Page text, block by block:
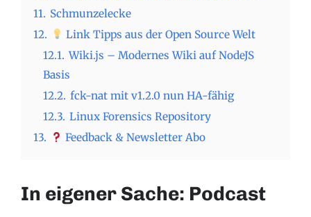
11. Schmunzelecke
12.
Link Tipps aus der Open Source Welt
12.1. Wiki.js – Modernes Wiki auf NodeJS
Basis
12.2. fck-nat mit v1.2.0 nun HA-fähig
12.3. Linux Forensics Repository
13.
Feedback & Newsletter Abo
In eigener Sache: Podcast